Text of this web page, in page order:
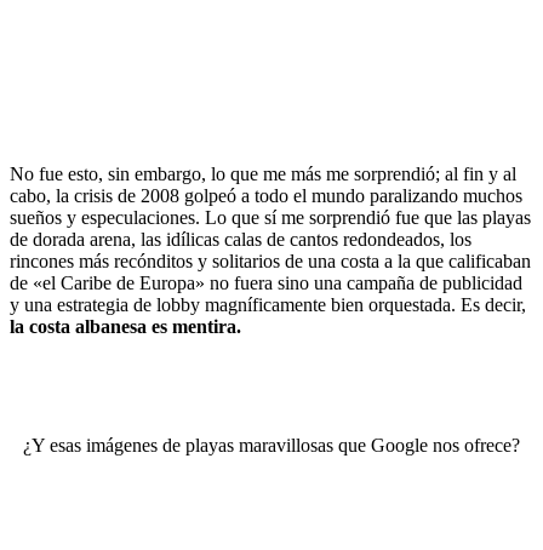
No fue esto, sin embargo, lo que me más me sorprendió; al fin y al
cabo, la crisis de 2008 golpeó a todo el mundo paralizando muchos
sueños y especulaciones. Lo que sí me sorprendió fue que las playas
de dorada arena, las idílicas calas de cantos redondeados, los
rincones más recónditos y solitarios de una costa a la que calificaban
de «el Caribe de Europa» no fuera sino una campaña de publicidad
y una estrategia de lobby magníficamente bien orquestada. Es decir,
la costa albanesa es mentira.
¿Y esas imágenes de playas maravillosas que Google nos ofrece?